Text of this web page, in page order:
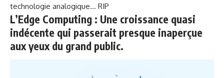
technologie analogique… RIP
L’Edge Computing : Une croissance quasi
indécente qui passerait presque inaperçue
aux yeux du grand public.